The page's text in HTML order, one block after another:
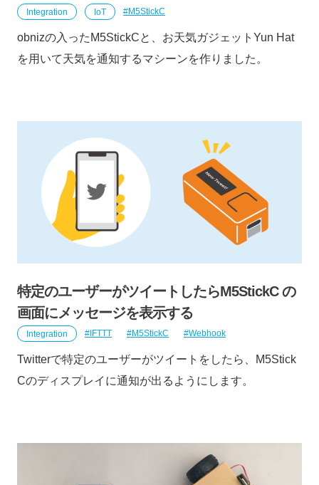
Integration IoT M5StickC
obnizの入ったM5StickCと、お天気ガジェットYun Hat
を用いて天気を通知するマシーンを作りました。
特定のユーザーがツイートしたらM5StickC の
画面にメッセージを表示する
Integration IFTTT M5StickC Webhook
Twitterで特定のユーザーがツイートをしたら、M5Stick
Cのディスプレイに通知が出るようにします。